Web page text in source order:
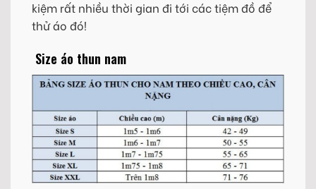
kiệm rất nhiều thời gian đi tới các tiệm đồ để
thử áo đó!
Size áo thun nam